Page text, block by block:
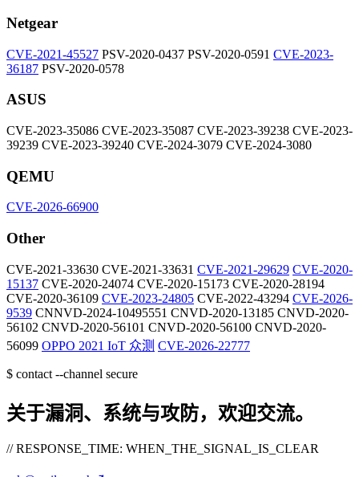
Netgear
CVE-2021-45527 PSV-2020-0437 PSV-2020-0591 CVE-2023-
36187 PSV-2020-0578
ASUS
CVE-2023-35086 CVE-2023-35087 CVE-2023-39238 CVE-2023-
39239 CVE-2023-39240 CVE-2024-3079 CVE-2024-3080
QEMU
CVE-2026-66900
Other
CVE-2021-33630 CVE-2021-33631 CVE-2021-29629 CVE-2020-
15137 CVE-2020-24074 CVE-2020-15173 CVE-2020-28194
CVE-2020-36109 CVE-2023-24805 CVE-2022-43294 CVE-2026-
9539 CNNVD-2024-10495551 CNVD-2020-13185 CNVD-2020-
56102 CNVD-2020-56101 CNVD-2020-56100 CNVD-2020-
56099 OPPO 2021 IoT 众测 CVE-2026-22777
$ contact --channel secure
关于漏洞、系统与攻防，欢迎交流。
// RESPONSE_TIME: WHEN_THE_SIGNAL_IS_CLEAR